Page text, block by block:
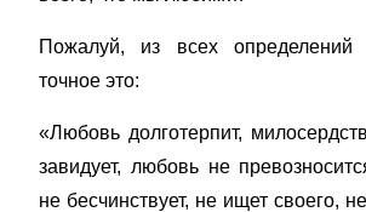
Пожалуй, из всех
точное это:
«Любовь долготерпит,
завидует, любовь не
не бесчинствует, не ищет своего,